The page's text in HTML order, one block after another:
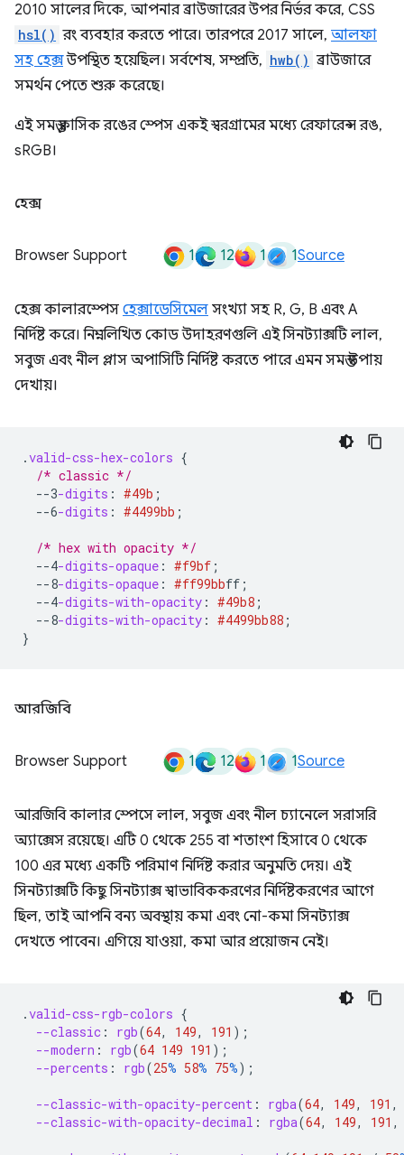
2010 সালের দিকে, আপনার ব্রাউজারের উপর নির্ভর করে, CSS
hsl() রং ব্যবহার করতে পারে। তারপরে 2017 সালে, আলফা
সহ হেক্সউপস্থিত হয়েছিল। সর্বশেষ, সম্প্রতি, hwb() ব্রাউজারে
সমর্থন পেতে শুরু করেছে।
এই সমস্ত ক্লাসিক রঙের স্পেস একই স্বরগ্রামের মধ্যে রেফারেন্স রঙ,
sRGB।
হেক্স
Browser Support 1 12 1 1Source
হেক্স কালারস্পেস হেক্সাডেসিমেল সংখ্যা সহ R, G, B এবং A
নির্দিষ্ট করে। নিম্নলিখিত কোড উদাহরণগুলি এই সিনট্যাক্সটি লাল,
সবুজ এবং নীল প্লাস অপাসিটি নির্দিষ্ট করতে পারে এমন সমস্ত উপায়
দেখায়।
.valid-css-hex-colors {
/* classic */
--3-digits : #49b ;
--6-digits : #4499bb ;
/* hex with opacity */
--4-digits-opaque : #f9bf ;
--8-digits-opaque : #ff99bbff ;
--4-digits-with-opacity : #49b8 ;
--8-digits-with-opacity : #4499bb88 ;
}
আরজিবি
Browser Support 1 12 1 1Source
আরজিবি কালার স্পেসে লাল, সবুজ এবং নীল চ্যানেলে সরাসরি
অ্যাক্সেস রয়েছে। এটি 0 থেকে 255 বা শতাংশ হিসাবে 0 থেকে
100 এর মধ্যে একটি পরিমাণ নির্দিষ্ট করার অনুমতি দেয়। এই
সিনট্যাক্সটি কিছু সিনট্যাক্স স্বাভাবিককরণের নির্দিষ্টকরণের আগে
ছিল, তাই আপনি বন্য অবস্থায় কমা এবং নো-কমা সিনট্যাক্স
দেখতে পাবেন। এগিয়ে যাওয়া, কমা আর প্রয়োজন নেই।
.valid-css-rgb-colors {
--classic : rgb(64, 149, 191 );
--modern : rgb(64 149 191 );
--percents : rgb(25% 58% 75%);
--classic-with-opacity-percent : rgba(64, 149, 191 ,
--classic-with-opacity-decimal : rgba(64, 149, 191 ,